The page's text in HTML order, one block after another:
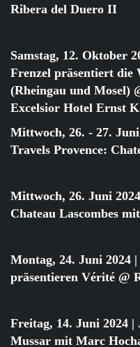
Ribera del Duero II
Samstag, 12. Oktober
Frenzel präsentiert die
(Rheingau und Mosel)
Excelsior Hotel Ernst
Mittwoch, 26. - 27. Juni
Travels Provence:
Mittwoch, 26. Juni 2024
Chateau Lascombes
Montag, 24. Juni 2024
präsentieren Vérité @
Freitag, 14. Juni 2024 |
Mussar mit Marc